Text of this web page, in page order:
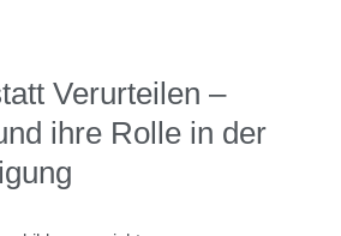
Verurteilen –
ihre Rolle in der